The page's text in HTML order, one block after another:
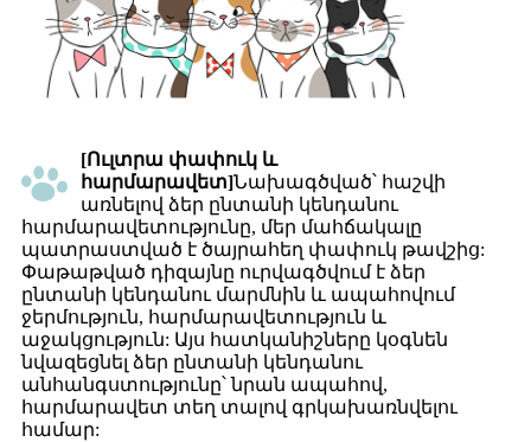
[Ուլտրա փափուկ և
հարմարավետ]Նախագծված՝ հաշվի
առնելով ձեր ընտանի կենդանու
հարմարավետությունը, մեր մահճակալը
պատրաստված է ծայրահեղ փափուկ թավշից:
Փաթաթված դիզայնը ուրվագծվում է ձեր
ընտանի կենդանու մարմնին և ապահովում
ջերմություն, հարմարավետություն և
աջակցություն: Այս հատկանիշները կօգնեն
նվազեցնել ձեր ընտանի կենդանու
անհանգստությունը՝ նրան ապահով,
հարմարավետ տեղ տալով գրկախառնվելու
համար: